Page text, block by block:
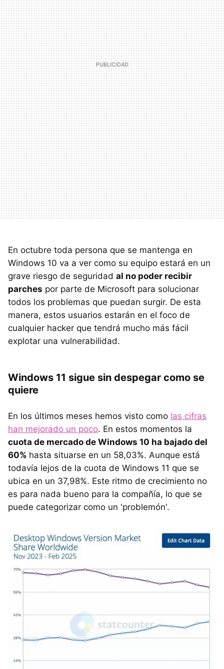
En octubre toda persona que se mantenga en
Windows 10 va a ver como su equipo estará en un
grave riesgo de seguridad al no poder recibir
parches por parte de Microsoft para solucionar
todos los problemas que puedan surgir. De esta
manera, estos usuarios estarán en el foco de
cualquier hacker que tendrá mucho más fácil
explotar una vulnerabilidad.
Windows 11 sigue sin despegar como se
quiere
En los últimos meses hemos visto como las cifras
han mejorado un poco. En estos momentos la
cuota de mercado de Windows 10 ha bajado del
60% hasta situarse en un 58,03%. Aunque está
todavía lejos de la cuota de Windows 11 que se
ubica en un 37,98%. Este ritmo de crecimiento no
es para nada bueno para la compañía, lo que se
puede categorizar como un 'problemón'.